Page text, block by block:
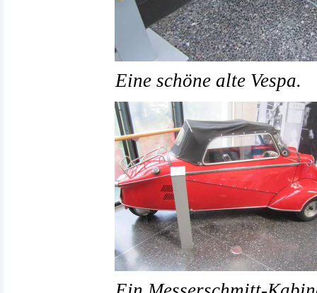
Eine schöne alte Vespa.